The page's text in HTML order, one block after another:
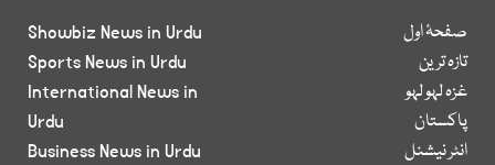
صفحۂ اول
تازہ ترین
غزہ لہو لہو
پاکستان
انٹر نیشنل
Showbiz News in Urdu
Sports News in Urdu
International News in
Urdu
Business News in Urdu